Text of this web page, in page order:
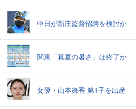
中日が新庄監督招聘を検討か
関東「真夏の暑さ」は終了か
女優・山本舞香 第1子を出産